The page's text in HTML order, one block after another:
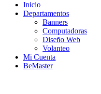
Inicio
Departamentos
Banners
Computadoras
Diseño Web
Volanteo
Mi Cuenta
BeMaster